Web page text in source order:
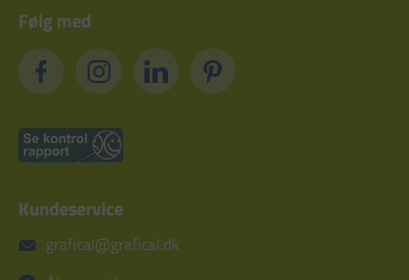
Følg med
Kundeservice
grafical@grafical.dk